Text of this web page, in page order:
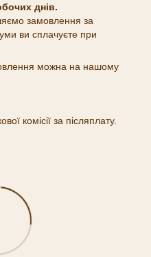
днів.
замовлення за
ви сплачуєте при
можна на нашому
комісії за післяплату.